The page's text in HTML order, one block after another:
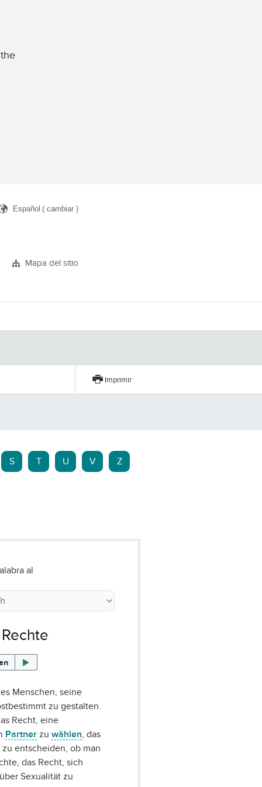
Español ( cambiar )
Mapa del sitio
Imprimir
S T U V Z
al
Menschen, seine
zu gestalten.
Recht, eine
Partner zuwählen, das
entscheiden, ob man
das Recht, sich
Sexualität zu